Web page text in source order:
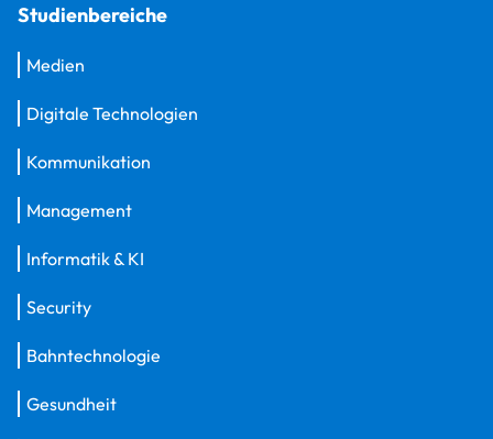
Studienbereiche
Medien
Digitale Technologien
Kommunikation
Management
Informatik & KI
Security
Bahntechnologie
Gesundheit